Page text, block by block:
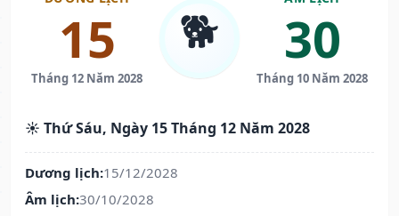
15
Tháng 12 Năm 2028
🐕 30
Tháng 10 Năm 2028
☀️ Thứ Sáu, Ngày 15 Tháng 12 Năm 2028
Dương lịch:15/12/2028
Âm lịch:30/10/2028